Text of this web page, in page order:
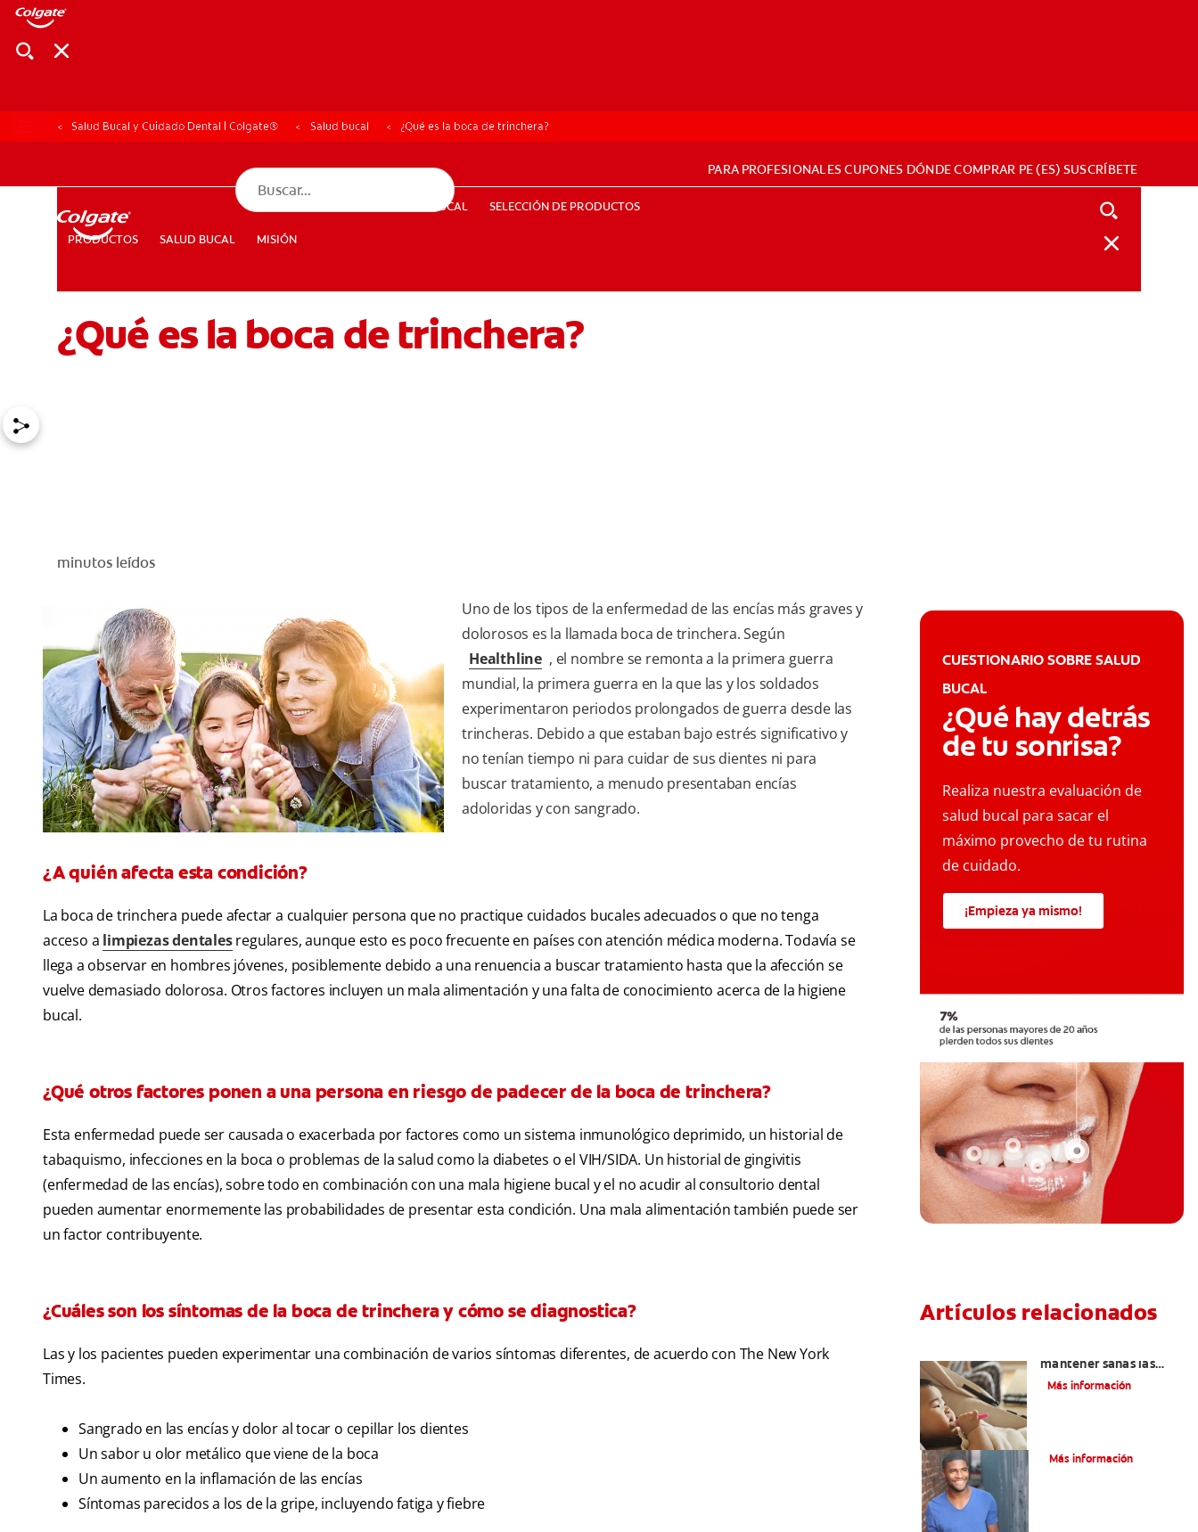
PRODUCTOS
CHEQUEO DE SALUD BUCAL
PARA PROFESIONALES CUPONES DÓNDE COMPRAR PE (ES) SUSCRÍBETE
PARA PROFESIONALESCUPONES DÓNDE COMPRAR PE (ES) SUSCRÍBETE
PRODUCTOS SALUD BUCAL MISIÓN
CHEQUEO DE SALUD BUCAL SELECCIÓN DE PRODUCTOS
Salud Bucal y Cuidado Dental | Colgate® Salud bucal ¿Qué es la boca de trinchera?
¿Qué es la boca de trinchera?
minutos leídos
Uno de los tipos de la enfermedad de las encías más graves y
dolorosos es la llamada boca de trinchera. Según
Healthline , el nombre se remonta a la primera guerra
mundial, la primera guerra en la que las y los soldados
experimentaron periodos prolongados de guerra desde las
trincheras. Debido a que estaban bajo estrés significativo y
no tenían tiempo ni para cuidar de sus dientes ni para
buscar tratamiento, a menudo presentaban encías
adoloridas y con sangrado.
¿A quién afecta esta condición?
La boca de trinchera puede afectar a cualquier persona que no practique cuidados bucales adecuados o que no tenga
acceso a limpiezas dentalesregulares, aunque esto es poco frecuente en países con atención médica moderna. Todavía se
llega a observar en hombres jóvenes, posiblemente debido a una renuencia a buscar tratamiento hasta que la afección se
vuelve demasiado dolorosa. Otros factores incluyen un mala alimentación y una falta de conocimiento acerca de la higiene
bucal.
¿Qué otros factores ponen a una persona en riesgo de padecer de la boca de trinchera?
Esta enfermedad puede ser causada o exacerbada por factores como un sistema inmunológico deprimido, un historial de
tabaquismo, infecciones en la boca o problemas de la salud como la diabetes o el VIH/SIDA. Un historial de gingivitis
(enfermedad de las encías), sobre todo en combinación con una mala higiene bucal y el no acudir al consultorio dental
pueden aumentar enormemente las probabilidades de presentar esta condición. Una mala alimentación también puede ser
un factor contribuyente.
¿Cuáles son los síntomas de la boca de trinchera y cómo se diagnostica?
Las y los pacientes pueden experimentar una combinación de varios síntomas diferentes, de acuerdo con The New York
Times .
Sangrado en las encías y dolor al tocar o cepillar los dientes
Un sabor u olor metálico que viene de la boca
Un aumento en la inflamación de las encías
Síntomas parecidos a los de la gripe, incluyendo fatiga y fiebre
CUESTIONARIO SOBRE SALUD
BUCAL
¿Qué hay detrás
de tu sonrisa?
Realiza nuestra evaluación de
salud bucal para sacar el
máximo provecho de tu rutina
de cuidado.
¡Empieza ya mismo!
Artículos relacionados
mantener sanas las
encías de su bebé
Más información
Más información